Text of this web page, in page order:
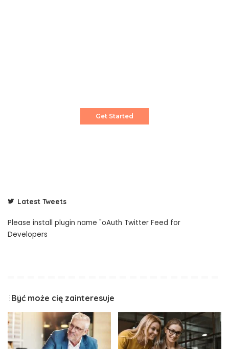
Get Started
Latest Tweets
Please install plugin name "oAuth Twitter Feed for
Developers
Być może cię zainteresuje